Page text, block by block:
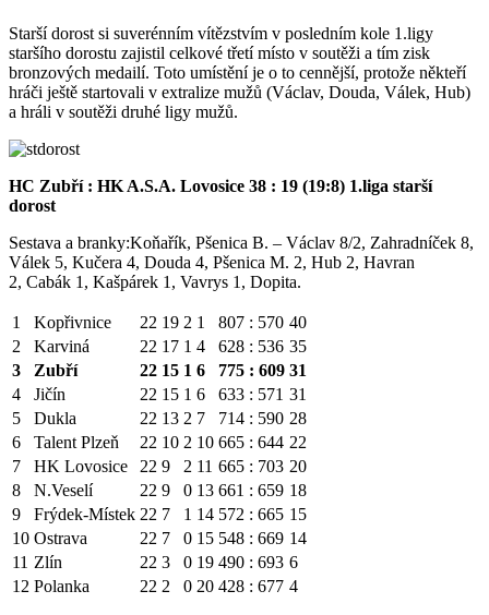
Starší dorost si suverénním vítězstvím v posledním kole 1.ligy
staršího dorostu zajistil celkové třetí místo v soutěži a tím zisk
bronzových medailí. Toto umístění je o to cennější, protože někteří
hráči ještě startovali v extralize mužů (Václav, Douda, Válek, Hub)
a hráli v soutěži druhé ligy mužů.
HC Zubří : HK A.S.A. Lovosice 38 : 19 (19:8) 1.liga starší
dorost
Sestava a branky:Koňařík, Pšenica B. – Václav 8/2, Zahradníček 8,
Válek 5, Kučera 4, Douda 4, Pšenica M. 2, Hub 2, Havran
2, Cabák 1, Kašpárek 1, Vavrys 1, Dopita.
1 Kopřivnice 22 19 2 1 807 : 570 40
2
Karviná 22 17 1 4 628 : 536 35
3
Zubří 22 15 1 6 775 : 609 31
4
Jičín 22 15 1 6 633 : 571 31
5
Dukla 22 13 2 7 714 : 590 28
6
Talent Plzeň 22 10 2 10 665 : 644 22
7
HK Lovosice 22 9 2 11 665 : 703 20
8
N.Veselí 22 9 0 13 661 : 659 18
9
Frýdek-Místek 22 7 1 14 572 : 665 15
10 Ostrava 22 7 0 15 548 : 669 14
11 Zlín 22 3 0 19 490 : 693 6
12 Polanka 22 2 0 20 428 : 677 4